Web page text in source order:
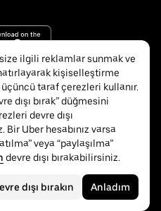
ilgili reklamlar sunmak ve
kişiselleştirme
taraf çerezleri kullanır.
dışı bırak” düğmesini
devre dışı
Bir Uber hesabınız varsa
veya “paylaşılma”
devre dışı bırakabilirsiniz.
dışı bırakın Anladım